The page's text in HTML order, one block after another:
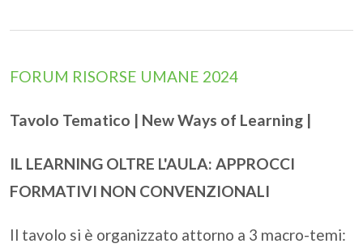
FORUM RISORSE UMANE 2024
Tavolo Tematico | New Ways of Learning |
IL LEARNING OLTRE L'AULA: APPROCCI
FORMATIVI NON CONVENZIONALI
Il tavolo si è organizzato attorno a 3 macro-temi: